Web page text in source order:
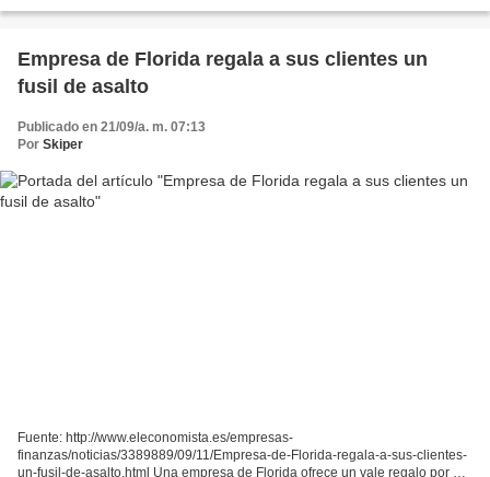
donde el 90% de las aldeas no poseen...
Empresa de Florida regala a sus clientes un
fusil de asalto
Publicado en 21/09/a. m. 07:13
Por Skiper
Fuente: http://www.eleconomista.es/empresas-
finanzas/noticias/3389889/09/11/Empresa-de-Florida-regala-a-sus-clientes-
un-fusil-de-asalto.html Una empresa de Florida ofrece un vale regalo por un